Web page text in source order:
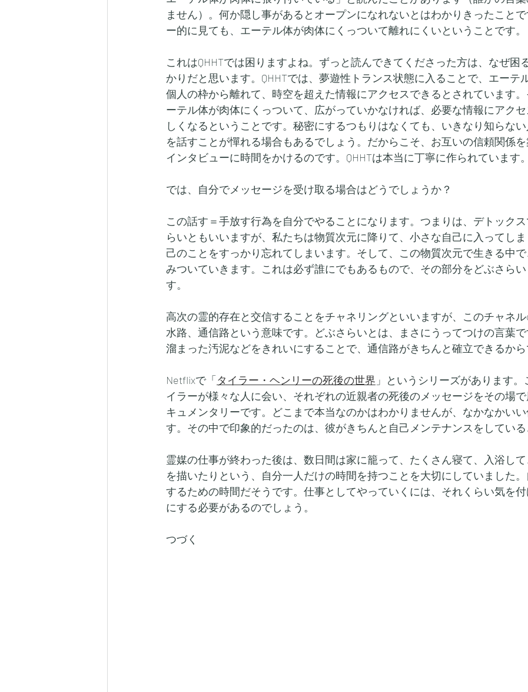
ません）。何か隠し事があるとオープンになれないとはわかりきったこと
ー的に見ても、エーテル体が肉体にくっついて離れにくいということです。
これはQHHTでは困りますよね。ずっと読んできてくださった方は、なぜ困
かりだと思います。QHHTでは、夢遊性トランス状態に入ることで、エーテ
個人の枠から離れて、時空を超えた情報にアクセスできるとされています
ーテル体が肉体にくっついて、広がっていかなければ、必要な情報にアク
しくなるということです。秘密にするつもりはなくても、いきなり知らな
を話すことが憚れる場合もあるでしょう。だからこそ、お互いの信頼関係を
インタビューに時間をかけるのです。QHHTは本当に丁寧に作られています。
では、自分でメッセージを受け取る場合はどうでしょうか？
この話す＝手放す行為を自分でやることになります。つまりは、デトック
らいともいいますが、私たちは物質次元に降りて、小さな自己に入ってし
己のことをすっかり忘れてしまいます。そして、この物質次元で生きる中
みついていきます。これは必ず誰にでもあるもので、その部分をどぶさら
す。
高次の霊的存在と交信することをチャネリングといいますが、このチャネル
水路、通信路という意味です。どぶさらいとは、まさにうってつけの言葉
溜まった汚泥などをきれいにすることで、通信路がきちんと確立できるから
Netflixで「タイラー・ヘンリーの死後の世界 」というシリーズがあります。
イラーが様々な人に会い、それぞれの近親者の死後のメッセージをその場
キュメンタリーです。どこまで本当なのかはわかりませんが、なかなかい
す。その中で印象的だったのは、彼がきちんと自己メンテナンスをしている
霊媒の仕事が終わった後は、数日間は家に籠って、たくさん寝て、入浴し
を描いたりという、自分一人だけの時間を持つことを大切にしていました
するための時間だそうです。仕事としてやっていくには、それくらい気を
にする必要があるのでしょう。
つづく